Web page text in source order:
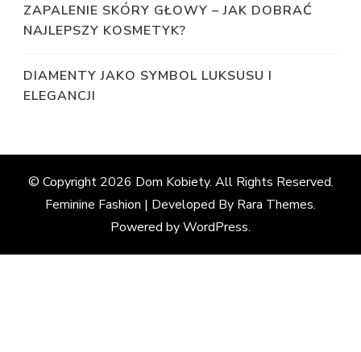
ZAPALENIE SKÓRY GŁOWY – JAK DOBRAĆ
NAJLEPSZY KOSMETYK?
DIAMENTY JAKO SYMBOL LUKSUSU I
ELEGANCJI
© Copyright 2026 Dom Kobiety. All Rights Reserved.
Feminine Fashion | Developed By Rara Themes.
Powered byWordPress.